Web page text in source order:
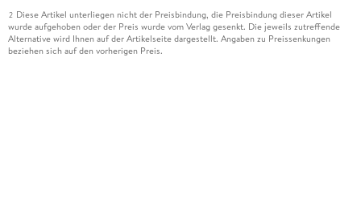
2 Diese Artikel unterliegen nicht der Preisbindung, die Preisbindung dieser Artikel
wurde aufgehoben oder der Preis wurde vom Verlag gesenkt. Die jeweils zutreffende
Alternative wird Ihnen auf der Artikelseite dargestellt. Angaben zu Preissenkungen
beziehen sich auf den vorherigen Preis.